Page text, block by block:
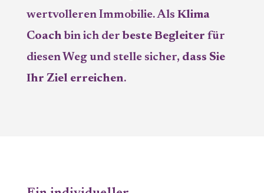
wertvolleren Immobilie. Als Klima
Coachbin ich derbeste Begleiter für
diesen Weg und stelle sicher, dass Sie
Ihr Ziel erreichen.